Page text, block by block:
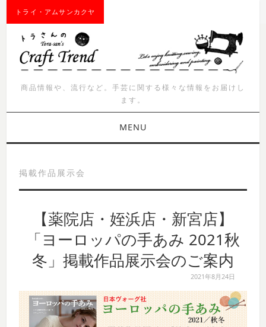
トライ・アムサンカクヤ
商品情報や、流行など。手芸に関する様々な情報をお届けし
ます。
MENU
商品紹介
イベント
ワークショップ
掲載作品展示会
【薬院店・姪浜店・新宮店】
「ヨーロッパの手あみ 2021秋
冬」掲載作品展示会のご案内
2021年8月24日